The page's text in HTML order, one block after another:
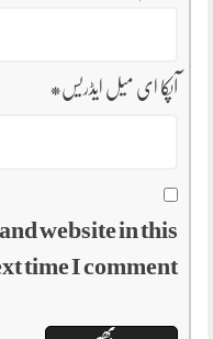
آپکا ای میل ایڈریس*
website in this
time I comment.